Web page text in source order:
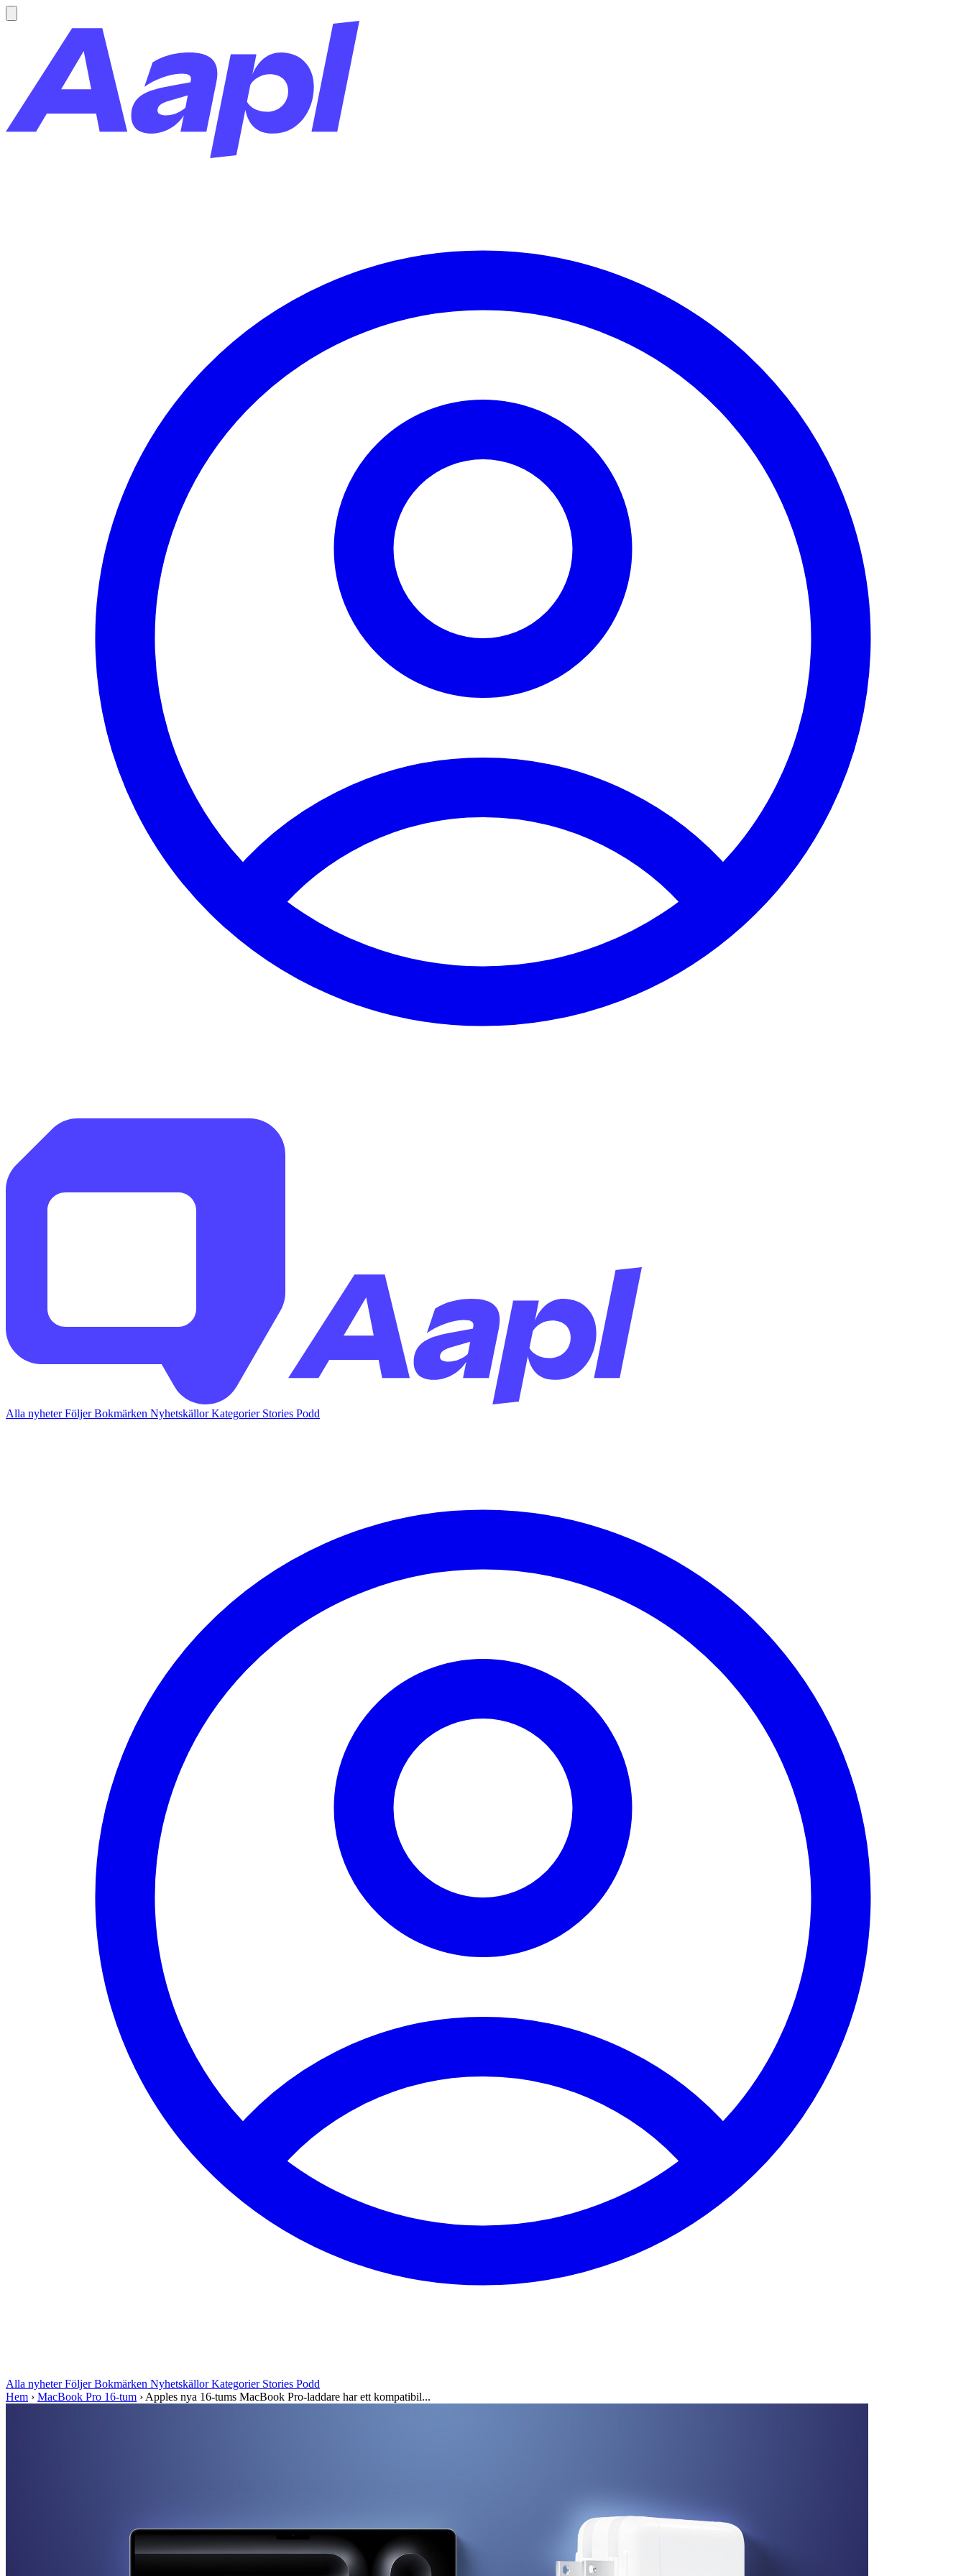
Alla nyheterFöljerBokmärken NyhetskällorKategorier Stories Podd
Alla nyheterFöljerBokmärken NyhetskällorKategorier Stories Podd
Hem › MacBook Pro 16-tum › Apples nya 16-tums MacBook Pro-laddare har ett kompatibil...